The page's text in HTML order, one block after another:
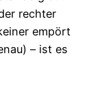
rechter
empört
– ist es